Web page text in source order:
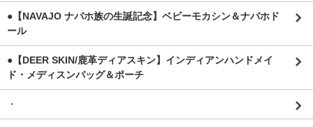
●【NAVAJO ナバホ族の生誕記念】ベビーモカシン＆ナバホド
ール
●【DEER SKIN/鹿革ディアスキン】インディアンハンドメイ
ド・メディスンバッグ＆ポーチ
・